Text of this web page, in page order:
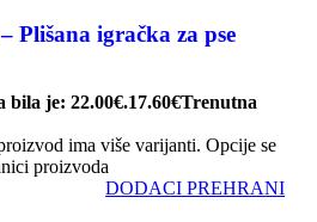
Plišana igračka za pse
bila je: 22.00€.17.60€Trenutna
ima više varijanti. Opcije se
proizvoda
DODACI PREHRANI